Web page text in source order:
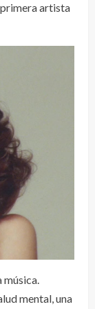
artista
música.
mental, una